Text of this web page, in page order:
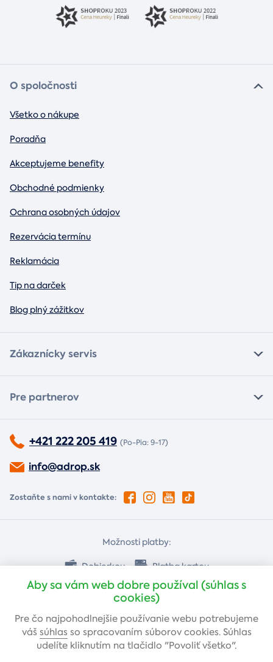
O spoločnosti
Všetko o nákupe
Poradňa
Akceptujeme benefity
Obchodné podmienky
Ochrana osobných údajov
Rezervácia termínu
Reklamácia
Tip na darček
Blog plný zážitkov
Zákaznícky servis
Pre partnerov
+421 222 205 419 (Po-Pia: 9-17)
info@adrop.sk
Zostaňte s nami v kontakte:
Možnosti platby:
Dobierkou Platba kartou
Bankovým prevodom
Aby sa vám web dobre používal (súhlas s
cookies)
Pre čo najpohodlnejšie používanie webu potrebujeme
váš súhlas so spracovaním súborov cookies. Súhlas
udelíte kliknutím na tlačidlo "Povoliť všetko".